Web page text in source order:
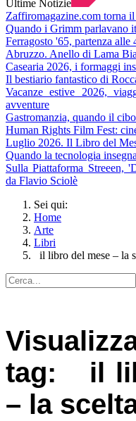
Ultime Notizie
Zaffiromagazine.com torna
Quando i Grimm parlavano
Ferragosto '65, partenza
Abruzzo. Anello di Lama
Casearia 2026, i formaggi
Il bestiario fantastico di
Vacanze estive 2026,
avventure
Gastromanzia, quando il
Human Rights Film Fest:
Luglio 2026. Il Libro del
Quando la tecnologia
Sulla Piattaforma Streeen,
da Flavio Sciolè
Sei qui:
Home
Arte
Libri
il libro del mese – la
tag: il
– la